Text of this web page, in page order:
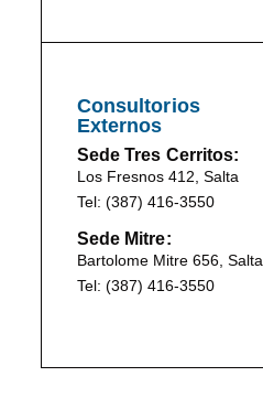
Consultorios
Externos
Sede Tres Cerritos:
Los Fresnos 412, Salta
Tel: (387) 416-3550
Sede Mitre:
Bartolome Mitre 656, Salta
Tel: (387) 416-3550